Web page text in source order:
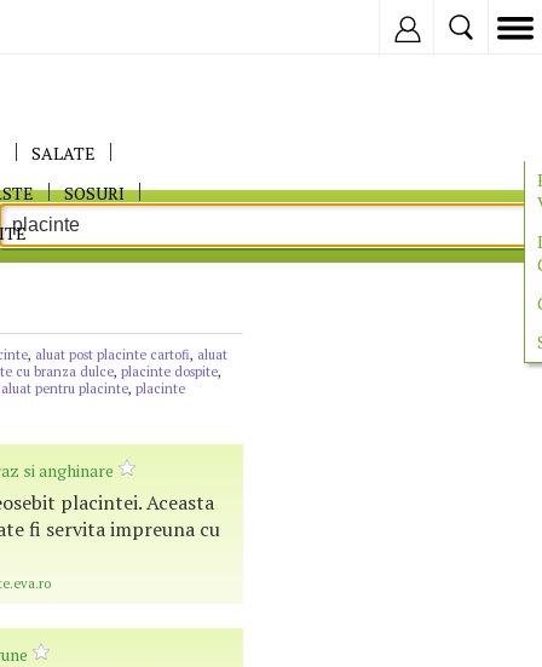
SALATE
SOSURI
, aluat post placinte cartofi, aluat
cu branza dulce, placinte dospite,
aluat pentru placinte, placinte
si anghinare
placintei. Aceasta
fi servita impreuna cu